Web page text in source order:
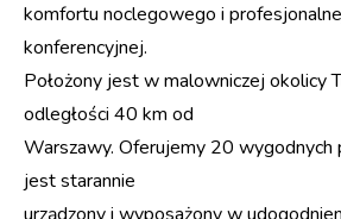
komfortu noclegowego i
konferencyjnej.
Położony jest w malowniczej okolicy
odległości 40 km od
Warszawy. Oferujemy 20 wygodnych
jest starannie